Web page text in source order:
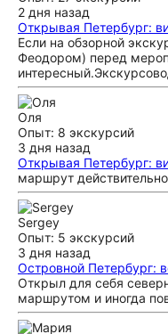
2 дня назад
Открывая Петербург:
Если на обзорной
Феодором) перед
Оля
Опыт: 8 экскурсий
3 дня назад
Открывая Петербург:
маршрут
Sergey
Опыт: 5 экскурсий
3 дня назад
Островной Петербург:
Открыл для себя
маршрутом и иногда